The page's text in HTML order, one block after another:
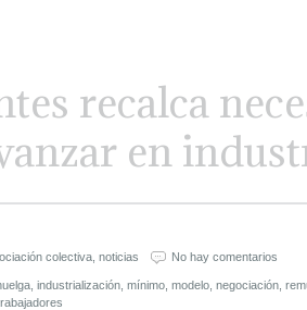
recalca
en
colectiva noticias No hay comentarios
industrialización mínimo modelo negociación